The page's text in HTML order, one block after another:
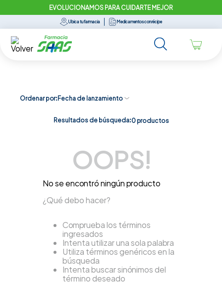
EVOLUCIONAMOS PARA CUIDARTE MEJOR
Ubica tu farmacia Medicamentos con récipe
Ordenar por Fecha de lanzamiento
Resultados de búsqueda:0 productos
OOPS!
No se encontró ningún producto
¿Qué debo hacer?
Comprueba los términos
ingresados
Intenta utilizar una sola palabra
Utiliza términos genéricos en la
búsqueda
Intenta buscar sinónimos del
término deseado